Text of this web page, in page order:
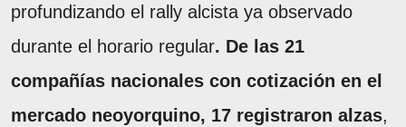
profundizando el rally alcista ya observado
durante el horario regular. De las 21
compañías nacionales con cotización en el
mercado neoyorquino, 17 registraron alzas,